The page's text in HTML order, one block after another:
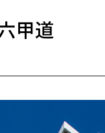
甲道